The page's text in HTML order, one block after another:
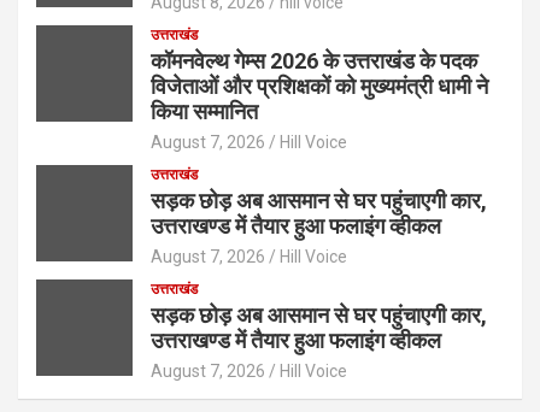
उत्तराखंड
कॉमनवेल्थ गेम्स 2026 के उत्तराखंड के पदक
विजेताओं और प्रशिक्षकों को मुख्यमंत्री धामी ने
किया सम्मानित
August 7, 2026 Hill Voice
उत्तराखंड
सड़क छोड़ अब आसमान से घर पहुंचाएगी कार,
उत्तराखण्ड में तैयार हुआ फलाइंग व्हीकल
August 7, 2026 Hill Voice
उत्तराखंड
सड़क छोड़ अब आसमान से घर पहुंचाएगी कार,
उत्तराखण्ड में तैयार हुआ फलाइंग व्हीकल
August 7, 2026 Hill Voice